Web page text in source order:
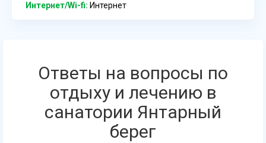
Интернет/Wi-fi: Интернет
Ответы на вопросы по
отдыху и лечению в
санатории Янтарный
берег